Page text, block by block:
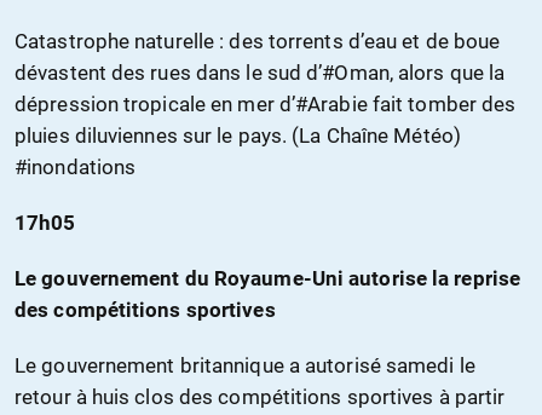
Catastrophe naturelle : des torrents d’eau et de boue
dévastent des rues dans le sud d’#Oman, alors que la
dépression tropicale en mer d’#Arabie fait tomber des
pluies diluviennes sur le pays. (La Chaîne Météo)
#inondations
17h05
Le gouvernement du Royaume-Uni autorise la reprise
des compétitions sportives
Le gouvernement britannique a autorisé samedi le
retour à huis clos des compétitions sportives à partir